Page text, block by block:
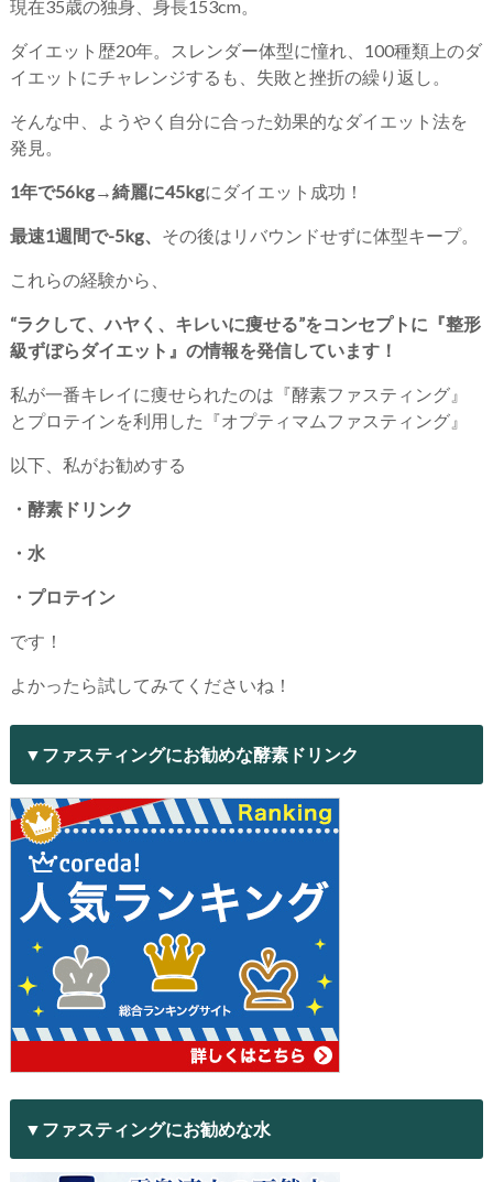
現在35歳の独身、身長153cm。
ダイエット歴20年。スレンダー体型に憧れ、100種類上のダ
イエットにチャレンジするも、失敗と挫折の繰り返し。
そんな中、ようやく自分に合った効果的なダイエット法を
発見。
1年で56kg→綺麗に45kgにダイエット成功！
最速1週間で-5kg、 その後はリバウンドせずに体型キープ。
これらの経験から、
“ラクして、ハヤく、キレいに痩せる”をコンセプトに『整形
級ずぼらダイエット』の情報を発信しています！
私が一番キレイに痩せられたのは『酵素ファスティング』
とプロテインを利用した『オプティマムファスティング』
以下、私がお勧めする
・酵素ドリンク
・水
・プロテイン
です！
よかったら試してみてくださいね！
▼ファスティングにお勧めな酵素ドリンク
▼ファスティングにお勧めな水